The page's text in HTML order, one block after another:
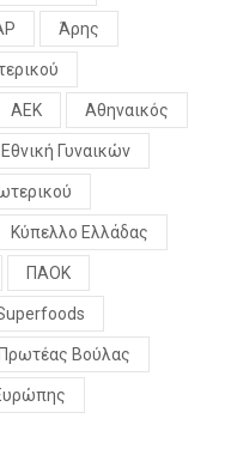
Άρης
ΑΕΚ Αθηναικός
Εθνική Γυναικών
Κύπελλο Ελλάδας
ΠΑΟΚ
Πρωτέας Βούλας